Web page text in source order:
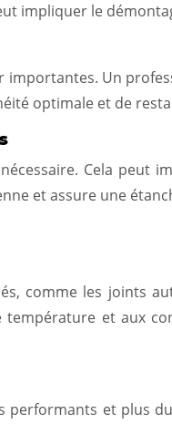
impliquer le
importantes. Un
optimale et de
Cela peut
et assure une
comme les joints
et aux
et plus